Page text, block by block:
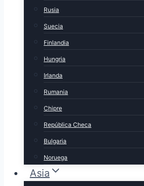
Rusia
Suecia
Finlandia
Hungria
Irlanda
Rumania
Chipre
República Checa
Bulgaria
Noruega
Asia